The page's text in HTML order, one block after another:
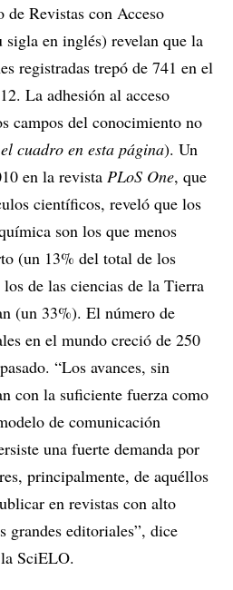
Revistas con Acceso
en inglés) revelan que la
registradas trepó de 741 en el
La adhesión al acceso
campos del conocimiento no
cuadro en esta página). Un
en la revista PLoS One, que
científicos, reveló que los
son los que menos
(un 13% del total de los
de las ciencias de la Tierra
(un 33%). El número de
en el mundo creció de 250
“Los avances, sin
con la suficiente fuerza como
de comunicación
una fuerte demanda por
principalmente, de aquéllos
en revistas con alto
grandes editoriales”, dice
SciELO.